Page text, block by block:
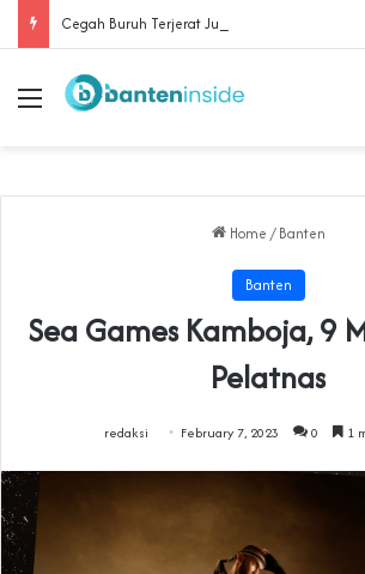
Menu
Home / Banten
Banten
Sea Games Kamboja, 9
Pelatnas
redaksi February 7, 2023 0 1